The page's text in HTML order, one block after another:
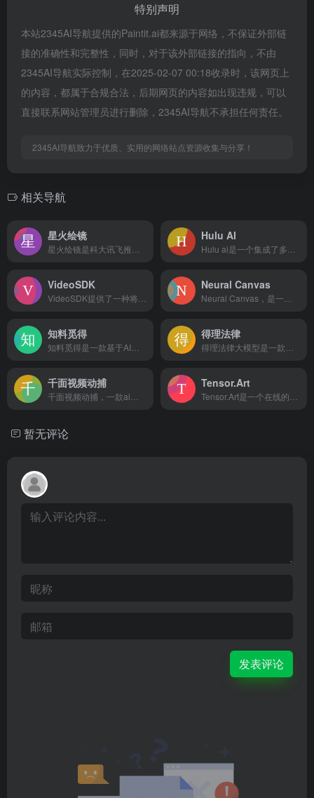
特别声明
本站2345AI导航提供的Paintit.ai都来源于网络，不保证外部链
接的准确性和完整性，同时，对于该外部链接的指向，不由
2345AI导航实际控制，在2025-02-07 00:18收录时，该网页上
的内容，都属于合规合法，后期网页的内容如出现违规，可以
直接联系网站管理员进行删除，2345AI导航不承担任何责任。
2345AI导航致力于优质、实用的网络站点资源收集与分享！
相关导航
星火绘镜 Hulu AI
VideoSDK Neural Canvas
知料觅得 得理法律
千面视频动捕 Tensor.Art
暂无评论
发表评论